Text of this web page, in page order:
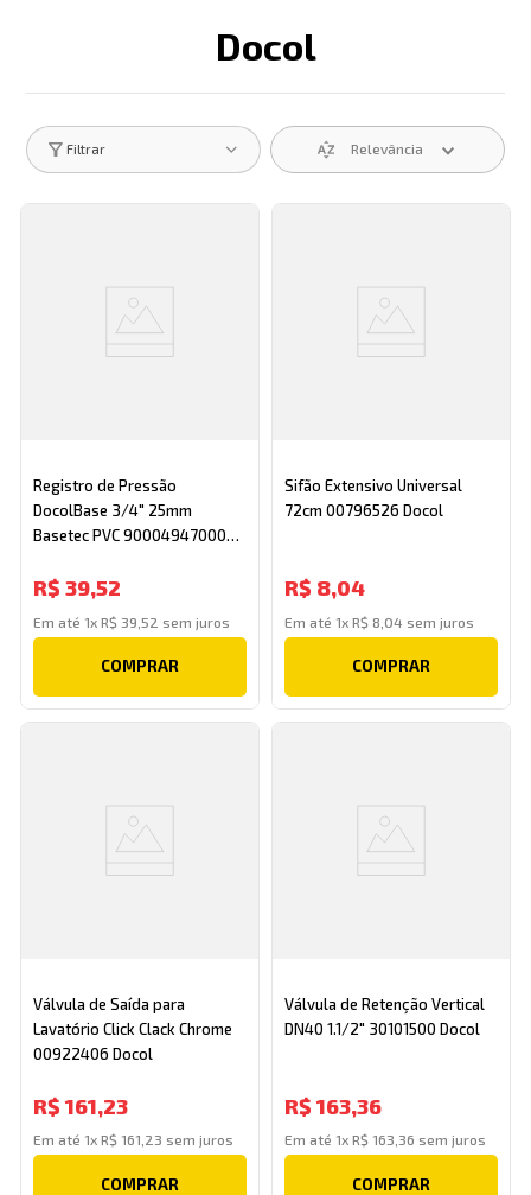
Docol
Descrição search
Filtrar Relevância
Registro de Pressão
DocolBase 3/4" 25mm
Basetec PVC 90004947000
R$ 39,52
Em até 1xR$ 39 ,52 sem juros
COMPRAR
Sifão Extensivo Universal
72cm 00796526 Docol
R$ 8,04
Em até 1x R$ 8 04 sem juros
COMPRAR
Válvula de Saída para
Lavatório Click Clack Chrome
00922406 Docol
R$ 161,23
Em até 1xR$ 161 23 sem juros
COMPRAR
Válvula de Retenção Vertical
DN40 1.1/2" 30101500 Docol
R$ 163,36
Em até 1x R$ 163 36 sem juros
COMPRAR